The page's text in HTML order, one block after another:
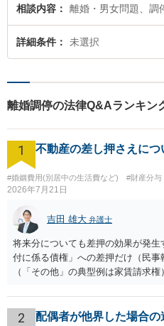
相談内容 離婚・男女問題、調
詳細条件 未選択
離婚調停の法律Q&Aランキン
1 不動産の差し押さえにつ
#婚姻費用(別居中の生活費など) #財産分与
2026年7月21日
吉田 雄大 弁護士
将来分についても差押の効果が発
付に係る債権」への差押だけ（民
（「その他」の典型例は家賃請求
のみが配当の対象です。
2 配偶者が他界した場合の